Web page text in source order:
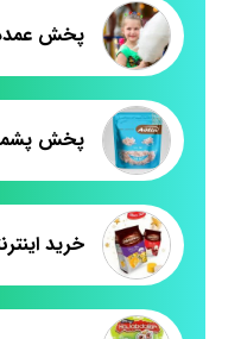
پخش عمده
پخش
خرید